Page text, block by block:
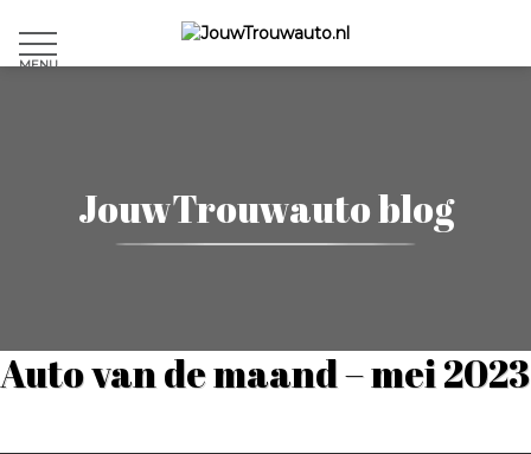
MENU
JouwTrouwauto blog
Auto van de maand – mei 2023